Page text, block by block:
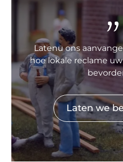
"
Latenu ons
hoe lokale reclame
Laten we